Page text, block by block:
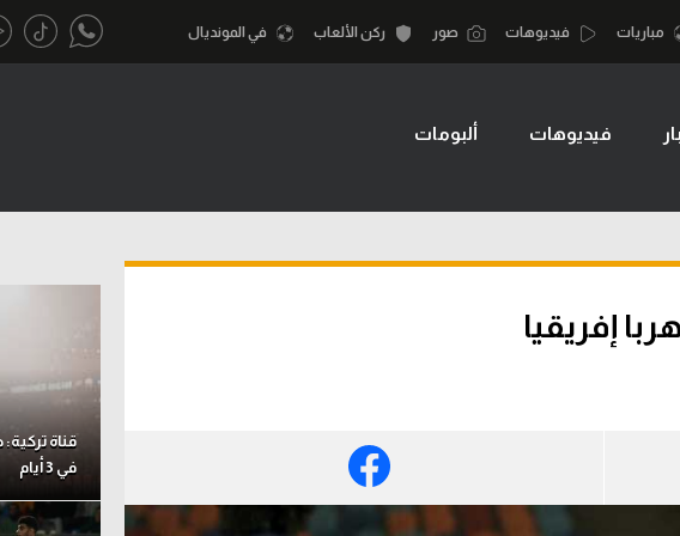
الدوري الإنجليزي
كرة السلة الأمريكية
كرة سلة
رياضة نسائية
مباريات فيديوهات صور ركن الألعاب في المونديال
فيديوهات ألبومات
إفريقيا
في 3 أيام